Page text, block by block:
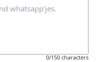
0/150 characters